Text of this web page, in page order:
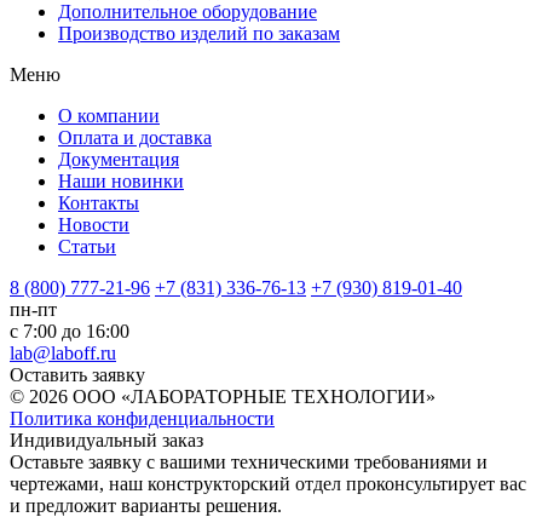
Дополнительное оборудование
Производство изделий по заказам
Меню
О компании
Оплата и доставка
Документация
Наши новинки
Контакты
Новости
Статьи
8 (800) 777-21-96 +7 (831) 336-76-13 +7 (930) 819-01-40
пн-пт
с 7:00 до 16:00
lab@laboff.ru
Оставить заявку
© 2026 ООО «ЛАБОРАТОРНЫЕ ТЕХНОЛОГИИ»
Политика конфиденциальности
Индивидуальный заказ
Оставьте заявку с вашими техническими требованиями и
чертежами, наш конструкторский отдел проконсультирует вас
и предложит варианты решения.